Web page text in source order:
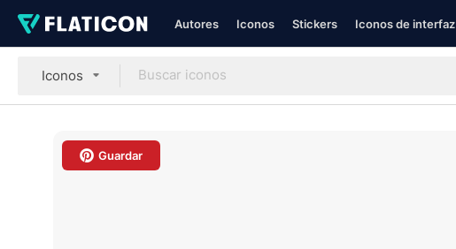
Autores Iconos Stickers Iconos de interfaz
Iconos
Guardar